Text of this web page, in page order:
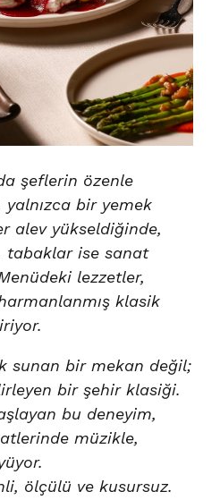
şeflerin özenle
yalnızca bir yemek
alev yükseldiğinde,
tabaklar ise sanat
lezzetler,
klasik
sunan bir mekan değil;
bir şehir klasiği.
bu deneyim,
müzikle,
ölçülü ve kusursuz.